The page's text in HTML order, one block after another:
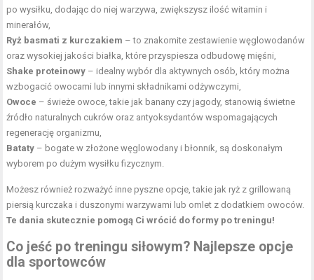
po wysiłku, dodając do niej warzywa, zwiększysz ilość witamin i
minerałów,
Ryż basmati z kurczakiem – to znakomite zestawienie węglowodanów
oraz wysokiej jakości białka, które przyspiesza odbudowę mięśni,
Shake proteinowy – idealny wybór dla aktywnych osób, który można
wzbogacić owocami lub innymi składnikami odżywczymi,
Owoce – świeże owoce, takie jak banany czy jagody, stanowią świetne
źródło naturalnych cukrów oraz antyoksydantów wspomagających
regenerację organizmu,
Bataty – bogate w złożone węglowodany i błonnik, są doskonałym
wyborem po dużym wysiłku fizycznym.
Możesz również rozważyć inne pyszne opcje, takie jak ryż z grillowaną
piersią kurczaka i duszonymi warzywami lub omlet z dodatkiem owoców.
Te dania skutecznie pomogą Ci wrócić do formy po treningu!
Co jeść po treningu siłowym? Najlepsze opcje
dla sportowców